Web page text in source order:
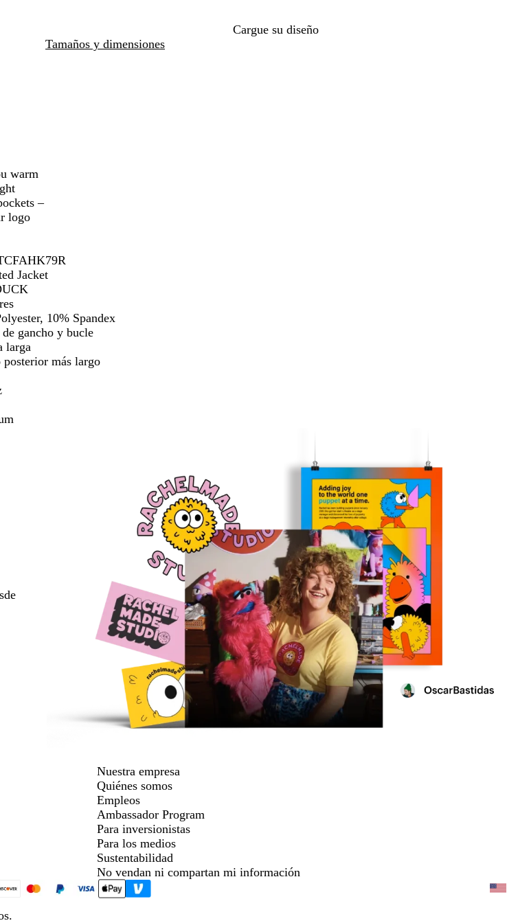
h
Cargue su diseño
Tamaños y dimensiones
warm
–
logo
Jacket
10% Spandex
gancho y bucle
larga
posterior más largo
Nuestra empresa
Quiénes somos
Empleos
Ambassador Program
Para inversionistas
Para los medios
Sustentabilidad
No vendan ni compartan mi información